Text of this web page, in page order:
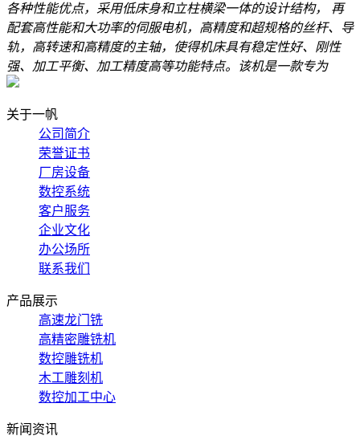
各种性能优点，采用低床身和立柱横梁一体的设计结构， 再
配套高性能和大功率的伺服电机，高精度和超规格的丝杆、导
轨，高转速和高精度的主轴，使得机床具有稳定性好、刚性
强、加工平衡、加工精度高等功能特点。该机是一款专为
关于一帆
公司简介
荣誉证书
厂房设备
数控系统
客户服务
企业文化
办公场所
联系我们
产品展示
高速龙门铣
高精密雕铣机
数控雕铣机
木工雕刻机
数控加工中心
新闻资讯